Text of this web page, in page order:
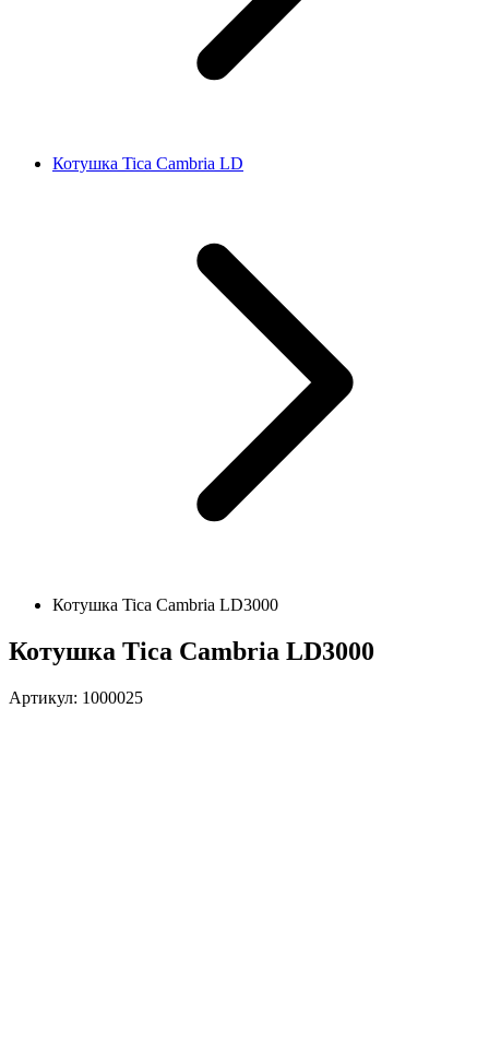
Котушка Tica Cambria LD
Котушка Tica Cambria LD3000
Котушка Tica Cambria LD3000
Артикул: 1000025